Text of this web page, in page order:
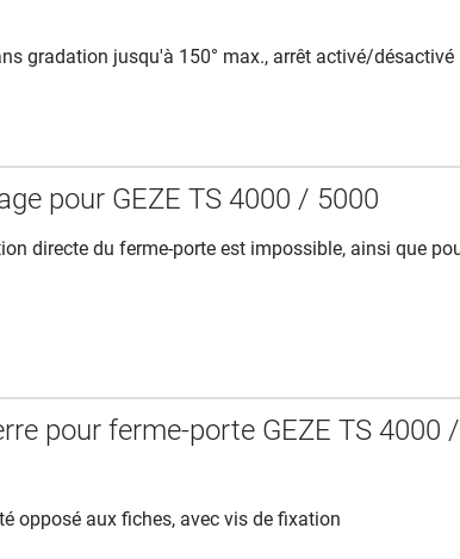
gradation jusqu'à 150° max., arrêt activé/désactivé
pour GEZE TS 4000 / 5000
directe du ferme-porte est impossible, ainsi que
pour ferme-porte GEZE TS 4000 /
opposé aux fiches, avec vis de fixation